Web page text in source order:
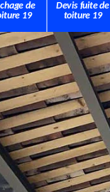
de
19
Devis fuite de
toiture 19